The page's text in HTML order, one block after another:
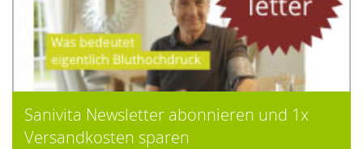
Sanivita Newsletter abonnieren und 1x
Versandkosten sparen